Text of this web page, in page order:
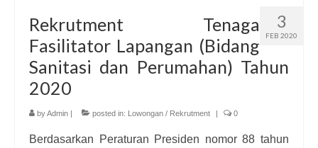
3
FEB 2020
Rekrutment Tenaga
Fasilitator Lapangan (Bidang
Sanitasi dan Perumahan) Tahun
2020
byAdmin posted in: Lowongan / Rekrutment 0
Berdasarkan Peraturan Presiden nomor 88 tahun